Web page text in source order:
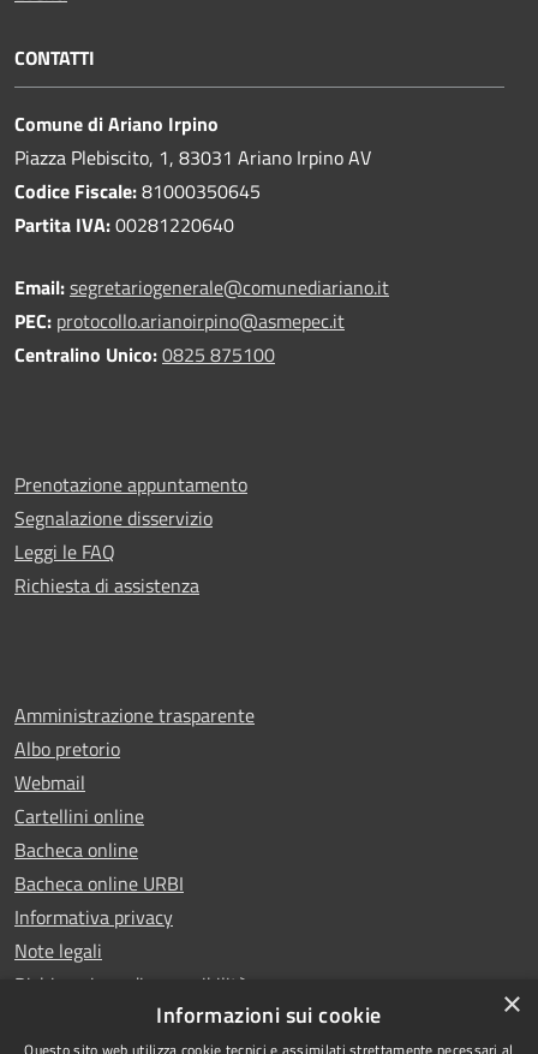
CONTATTI
Comune di Ariano Irpino
Piazza Plebiscito, 1, 83031 Ariano Irpino AV
Codice Fiscale:81000350645
Partita IVA:00281220640
Email:segretariogenerale@comunediariano.it
PEC: protocollo.arianoirpino@asmepec.it
Centralino Unico:0825 875100
Prenotazione appuntamento
Segnalazione disservizio
Leggi le FAQ
Richiesta di assistenza
Amministrazione trasparente
Albo pretorio
Webmail
Cartellini online
Bacheca online
Bacheca online URBI
Informativa privacy
Note legali
Dichiarazione di accessibilità
×
Informazioni sui cookie